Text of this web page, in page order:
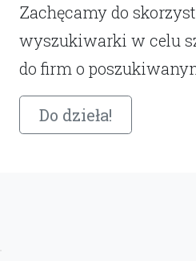
Zachęcamy do
wyszukiwarki w celu
do firm o
Do dzieła!